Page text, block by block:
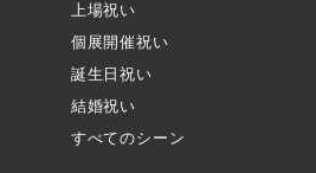
上場祝い
個展開催祝い
誕生日祝い
結婚祝い
すべてのシーン